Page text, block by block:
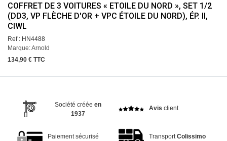
COFFRET DE 3 VOITURES « ETOILE DU NORD », SET 1/2
(DD3, VP FLÈCHE D'OR + VPC ÉTOILE DU NORD), ÉP. II,
CIWL
Ref : HN4488
Marque: Arnold
134,90 € TTC
Société créée en
1937
Avis client
Paiement sécurisé TransportColissimo